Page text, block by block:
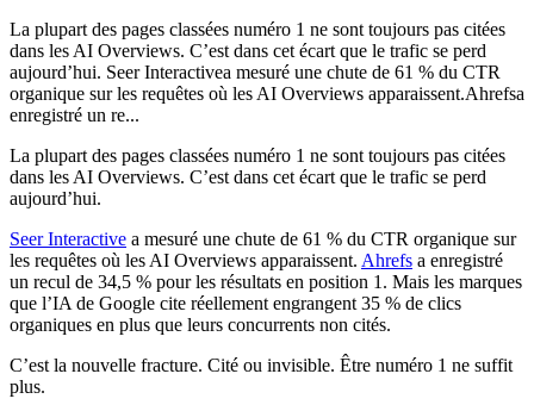
La plupart des pages classées numéro 1 ne sont toujours pas citées
dans les AI Overviews. C’est dans cet écart que le trafic se perd
aujourd’hui. Seer Interactivea mesuré une chute de 61 % du CTR
organique sur les requêtes où les AI Overviews apparaissent.Ahrefsa
enregistré un re...
La plupart des pages classées numéro 1 ne sont toujours pas citées
dans les AI Overviews. C’est dans cet écart que le trafic se perd
aujourd’hui.
Seer Interactive a mesuré une chute de 61 % du CTR organique sur
les requêtes où les AI Overviews apparaissent. Ahrefs a enregistré
un recul de 34,5 % pour les résultats en position 1. Mais les marques
que l’IA de Google cite réellement engrangent 35 % de clics
organiques en plus que leurs concurrents non cités.
C’est la nouvelle fracture. Cité ou invisible. Être numéro 1 ne suffit
plus.